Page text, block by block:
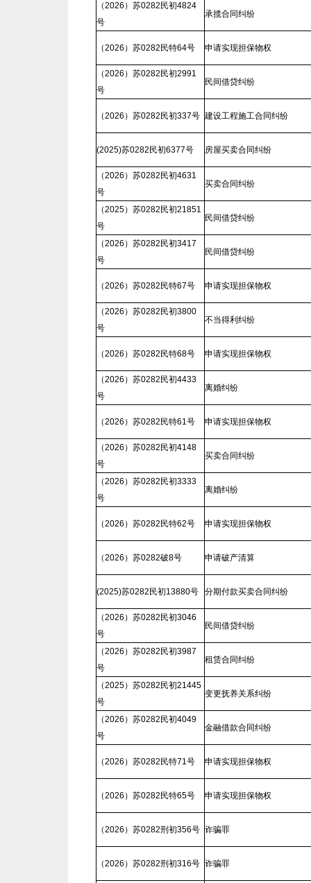
（2026）苏0282民初4824
号
承揽合同纠纷
（2026）苏0282民特64号 申请实现担保物权
（2026）苏0282民初2991
号
民间借贷纠纷
（2026）苏0282民初337号 建设工程施工合同纠纷
(2025)苏0282民初6377号 房屋买卖合同纠纷
（2026）苏0282民初4631
号
买卖合同纠纷
（2025）苏0282民初21851
号
民间借贷纠纷
（2026）苏0282民初3417
号
民间借贷纠纷
（2026）苏0282民特67号 申请实现担保物权
（2026）苏0282民初3800
号
不当得利纠纷
（2026）苏0282民特68号 申请实现担保物权
（2026）苏0282民初4433
号
离婚纠纷
（2026）苏0282民特61号 申请实现担保物权
（2026）苏0282民初4148
号
买卖合同纠纷
（2026）苏0282民初3333
号
离婚纠纷
（2026）苏0282民特62号 申请实现担保物权
（2026）苏0282破8号 申请破产清算
(2025)苏0282民初13880号 分期付款买卖合同纠纷
（2026）苏0282民初3046
号
民间借贷纠纷
（2026）苏0282民初3987
号
租赁合同纠纷
（2025）苏0282民初21445
号
变更抚养关系纠纷
（2026）苏0282民初4049
号
金融借款合同纠纷
（2026）苏0282民特71号 申请实现担保物权
（2026）苏0282民特65号 申请实现担保物权
（2026）苏0282刑初356号 诈骗罪
（2026）苏0282刑初316号 诈骗罪